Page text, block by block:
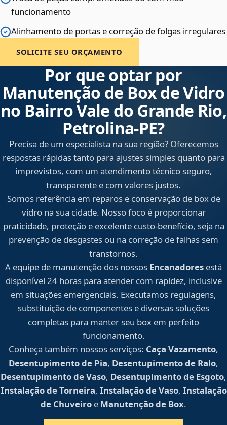
funcionamento
Alinhamento de portas e correção de folgas irregulares
SOLICITE SEU ORÇAMENTO
Por que optar por
Manutenção de Box de Vidro
no Bairro Vale do Grande Rio,
Petrolina‑PE?
Precisa de um especialista na sua região? Oferecemos
respostas rápidas tanto para ajustes simples quanto para
imprevistos, com um atendimento técnico seguro,
transparente e com valores justos.
Somos referência em reparos e conservação de box de
vidro na sua cidade. Nosso foco é proporcionar
praticidade, proteção e excelente custo-benefício, seja na
prevenção de desgastes ou na correção de falhas sem
transtornos.
A equipe de manutenção dos nossos Encanadores está
disponível 24 horas para atender com rapidez, inclusive
em situações emergenciais. Executamos regulagens,
substituição de componentes e diversas soluções
completas para manter seu box em perfeito
funcionamento.
Conheça também nossos serviços: Caça Vazamento,
Desentupimento de Pia, Desentupimento de Ralo,
Desentupimento de Vaso, Desentupimento de Esgoto,
Instalação de Torneira, Instalação de Vaso, Instalação
de Chuveiro e Manutenção de Box.